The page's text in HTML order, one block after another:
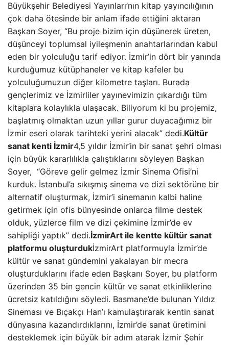
Büyükşehir Belediyesi Yayınları’nın kitap yayıncılığının
çok daha ötesinde bir anlam ifade ettiğini aktaran
Başkan Soyer, “Bu proje bizim için düşünerek üreten,
düşünceyi toplumsal iyileşmenin anahtarlarından kabul
eden bir yolculuğu tarif ediyor. İzmir’in dört bir yanında
kurduğumuz kütüphaneler ve kitap kafeler bu
yolculuğumuzun diğer kilometre taşları. Burada
gençlerimiz ve İzmirliler yayınevimizin çıkardığı tüm
kitaplara kolaylıkla ulaşacak. Biliyorum ki bu projemiz,
başlatmış olmaktan uzun yıllar gurur duyacağımız bir
İzmir eseri olarak tarihteki yerini alacak” dedi.Kültür
sanat kenti İzmir4,5 yıldır İzmir’in bir sanat şehri olması
için büyük kararlılıkla çalıştıklarını söyleyen Başkan
Soyer, “Göreve gelir gelmez İzmir Sinema Ofisi’ni
kurduk. İstanbul’a sıkışmış sinema ve dizi sektörüne bir
alternatif oluşturmak, İzmir’i sinemanın kalbi haline
getirmek için ofis bünyesinde onlarca filme destek
olduk, yüzlerce film ve dizi çekimine İzmir’de ev
sahipliği yaptık” dedi.İzmirArt ile kentte kültür sanat
platformu oluşturdukİzmirArt platformuyla İzmir’de
kültür ve sanat gündemini yakalayan bir mecra
oluşturduklarını ifade eden Başkanı Soyer, bu platform
üzerinden 35 bin gencin kültür ve sanat etkinliklerine
ücretsiz katıldığını söyledi. Basmane’de bulunan Yıldız
Sineması ve Bıçakçı Han’ı kamulaştırarak kentin sanat
dünyasına kazandırdıklarını, İzmir’de sanat üretimini
desteklemek için büyük bir adım atarak İzmir Şehir